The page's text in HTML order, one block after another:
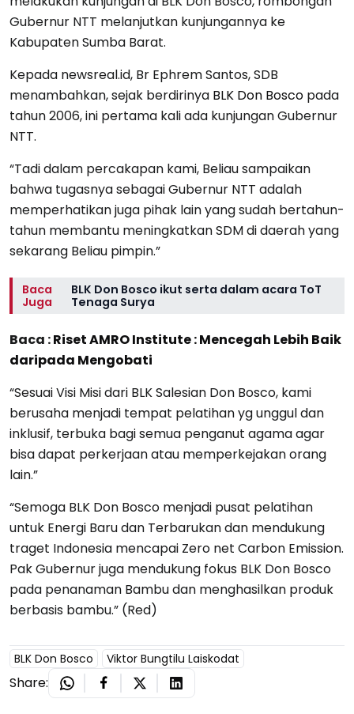
Gubernur NTT melanjutkan kunjungannya ke
Kabupaten Sumba Barat.
Kepada newsreal.id, Br Ephrem Santos, SDB
menambahkan, sejak berdirinya BLK Don Bosco pada
tahun 2006, ini pertama kali ada kunjungan Gubernur
NTT.
“Tadi dalam percakapan kami, Beliau sampaikan
bahwa tugasnya sebagai Gubernur NTT adalah
memperhatikan juga pihak lain yang sudah bertahun-
tahun membantu meningkatkan SDM di daerah yang
sekarang Beliau pimpin.”
Baca
Juga
BLK Don Bosco ikut serta dalam acara ToT
Tenaga Surya
Baca :Riset AMRO Institute : Mencegah Lebih Baik
daripada Mengobati
“Sesuai Visi Misi dari BLK Salesian Don Bosco, kami
berusaha menjadi tempat pelatihan yg unggul dan
inklusif, terbuka bagi semua penganut agama agar
bisa dapat perkerjaan atau memperkejakan orang
lain.”
“Semoga BLK Don Bosco menjadi pusat pelatihan
untuk Energi Baru dan Terbarukan dan mendukung
traget Indonesia mencapai Zero net Carbon Emission.
Pak Gubernur juga mendukung fokus BLK Don Bosco
pada penanaman Bambu dan menghasilkan produk
berbasis bambu.” (Red)
BLK Don Bosco Viktor Bungtilu Laiskodat
Share: